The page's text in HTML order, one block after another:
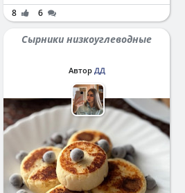
8 6
Сырники низкоуглеводные
Автор ДД